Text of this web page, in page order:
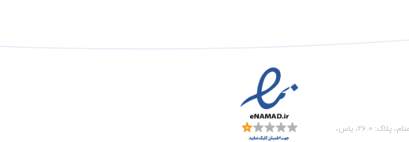
تهران، فاطمی، خیابان دکتر سید حسین فاطمی، بزرگراه شهید گمنام، پلاک: 26.0، یاس،